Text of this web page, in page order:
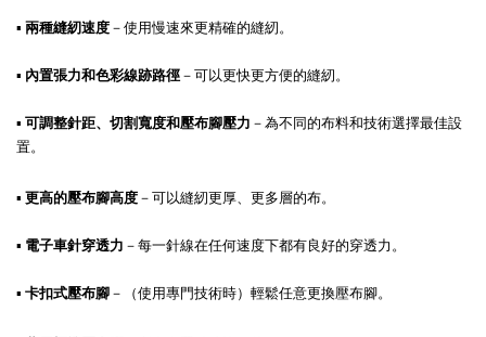
▪ 兩種縫紉速度 －使用慢速來更精確的縫紉。
▪ 內置張力和色彩線跡路徑 －可以更快更方便的縫紉。
▪ 可調整針距、切割寬度和壓布腳壓力 －為不同的布料和技術選擇最佳設
置。
▪ 更高的壓布腳高度 －可以縫紉更厚、更多層的布。
▪ 電子車針穿透力 －每一針線在任何速度下都有良好的穿透力。
▪ 卡扣式壓布腳 －（使用專門技術時）輕鬆任意更換壓布腳。